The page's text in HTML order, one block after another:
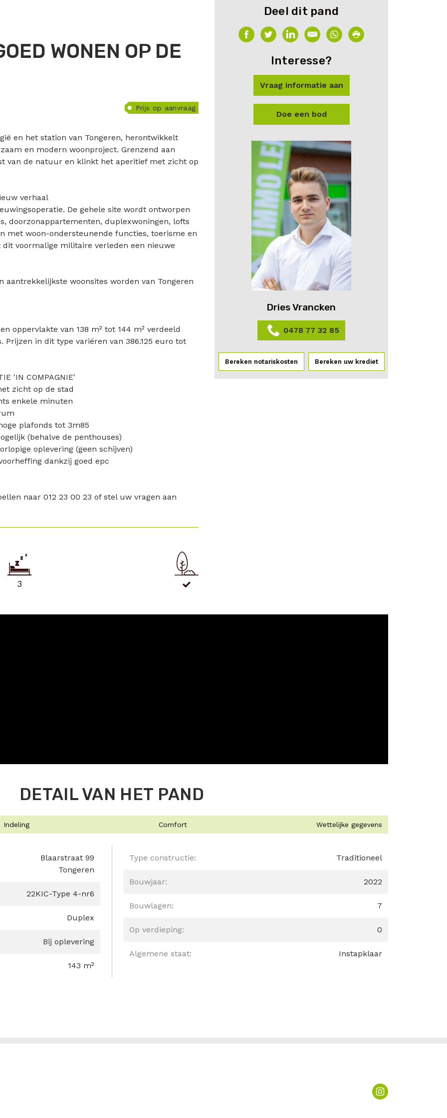
WONEN OP DE
Prijs op aanvraag
en het station van Tongeren, herontwikkelt
en modern woonproject. Grenzend aan
van de natuur en klinkt het aperitief met zicht op
verhaal
De gehele site wordt ontworpen
doorzonappartementen, duplexwoningen, lofts
met woon-ondersteunende functies, toerisme en
voormalige militaire verleden een nieuwe
aantrekkelijkste woonsites worden van Tongeren
oppervlakte van 138 m² tot 144 m² verdeeld
Prijzen in dit type variëren van 386.125 euro tot
'IN COMPAGNIE'
zicht op de stad
enkele minuten
plafonds tot 3m85
(behalve de penthouses)
oplevering (geen schijven)
dankzij goed epc
naar 012 23 00 23 of stel uw vragen aan
3
Deel dit pand
Interesse?
Vraag informatie aan
Doe een bod
Dries Vrancken
0478 77 32 85
Bereken notariskosten Bereken uw krediet
DETAIL VAN HET PAND
Indeling Comfort Wettelijke gegevens
Blaarstraat 99
Tongeren
22KIC-Type 4-nr6
Duplex
Bij oplevering
143 m²
Type constructie: Traditioneel
Bouwjaar: 2022
Bouwlagen: 7
Op verdieping: 0
Algemene staat: Instapklaar